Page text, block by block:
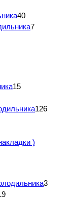
40
7
15
126
)
3